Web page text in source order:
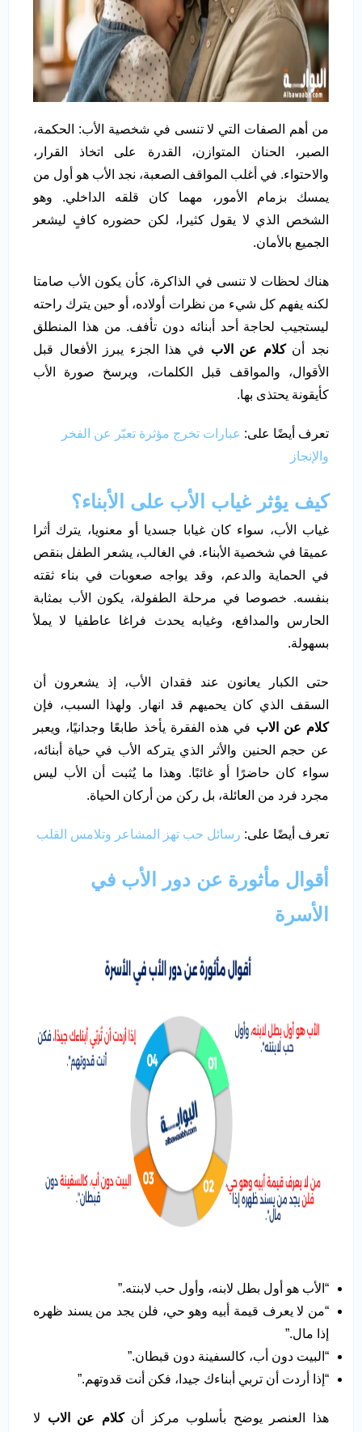
من أهم الصفات التي لا تنسى في شخصية الأب: الحكمة،
الصبر، الحنان المتوازن، القدرة على اتخاذ القرار،
والاحتواء. في أغلب المواقف الصعبة، نجد الأب هو أول من
يمسك بزمام الأمور، مهما كان قلقه الداخلي. وهو
الشخص الذي لا يقول كثيرا، لكن حضوره كافٍ ليشعر
الجميع بالأمان.
هناك لحظات لا تنسى في الذاكرة، كأن يكون الأب صامتا
لكنه يفهم كل شيء من نظرات أولاده، أو حين يترك راحته
ليستجيب لحاجة أحد أبنائه دون تأفف. من هذا المنطلق
نجد أنكلام عن الاب في هذا الجزء يبرز الأفعال قبل
الأقوال، والمواقف قبل الكلمات، ويرسخ صورة الأب
كأيقونة يحتذى بها.
تعرف أيضًا على: عبارات تخرج مؤثرة تعبّر عن الفخر
والإنجاز
كيف يؤثر غياب الأب على الأبناء؟
غياب الأب، سواء كان غيابا جسديا أو معنويا، يترك أثرا
عميقا في شخصية الأبناء. في الغالب، يشعر الطفل بنقص
في الحماية والدعم، وقد يواجه صعوبات في بناء ثقته
بنفسه. خصوصا في مرحلة الطفولة، يكون الأب بمثابة
الحارس والمدافع، وغيابه يحدث فراغا عاطفيا لا يملأ
بسهولة.
حتى الكبار يعانون عند فقدان الأب، إذ يشعرون أن
السقف الذي كان يحميهم قد انهار. ولهذا السبب، فإن
كلام عن الاب في هذه الفقرة يأخذ طابعًا وجدانيًا، ويعبر
عن حجم الحنين والأثر الذي يتركه الأب في حياة أبنائه،
سواء كان حاضرًا أو غائبًا. وهذا ما يُثبت أن الأب ليس
مجرد فرد من العائلة، بل ركن من أركان الحياة.
تعرف أيضًا على: رسائل حب تهز المشاعر وتلامس القلب
أقوال مأثورة عن دور الأب في
الأسرة
“الأب هو أول بطل لابنه، وأول حب لابنته.”
“من لا يعرف قيمة أبيه وهو حي، فلن يجد من يسند ظهره
إذا مال.”
“البيت دون أب، كالسفينة دون قبطان.”
“إذا أردت أن تربي أبناءك جيدا، فكن أنت قدوتهم.”
هذا العنصر يوضح بأسلوب مركز أنكلام عن الاب لا